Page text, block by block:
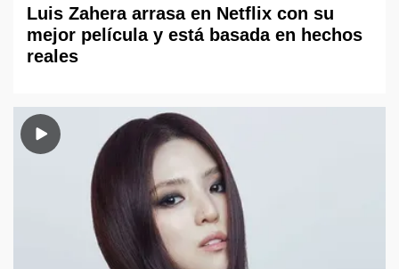
Luis Zahera arrasa en Netflix con su
mejor película y está basada en hechos
reales